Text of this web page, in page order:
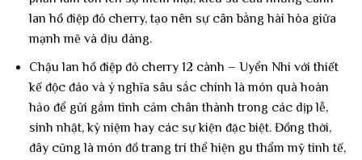
lan hồ điệp đỏ cherry, tạo nên sự cân bằng hài hòa giữa
mạnh mẽ và dịu dàng.
Chậu lan hồ điệp đỏ cherry 12 cành – Uyển Nhi với thiết
kế độc đáo và ý nghĩa sâu sắc chính là món quà hoàn
hảo để gửi gắm tình cảm chân thành trong các dịp lễ,
sinh nhật, kỷ niệm hay các sự kiện đặc biệt. Đồng thời,
đây cũng là món đồ trang trí thể hiện gu thẩm mỹ tinh tế,